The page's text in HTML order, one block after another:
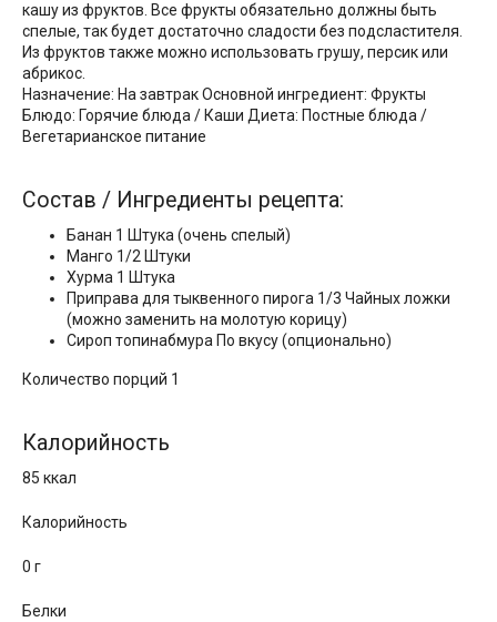
кашу из фруктов. Все фрукты обязательно должны быть
спелые, так будет достаточно сладости без подсластителя.
Из фруктов также можно использовать грушу, персик или
абрикос.
Назначение: На завтрак Основной ингредиент: Фрукты
Блюдо: Горячие блюда / Каши Диета: Постные блюда /
Вегетарианское питание
Состав / Ингредиенты рецепта:
Банан 1 Штука (очень спелый)
Манго 1/2 Штуки
Хурма 1 Штука
Приправа для тыквенного пирога 1/3 Чайных ложки
(можно заменить на молотую корицу)
Сироп топинабмура По вкусу (опционально)
Количество порций 1
Калорийность
85 ккал
Калорийность
0 г
Белки